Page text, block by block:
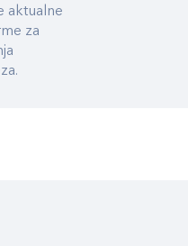
aktualne
za